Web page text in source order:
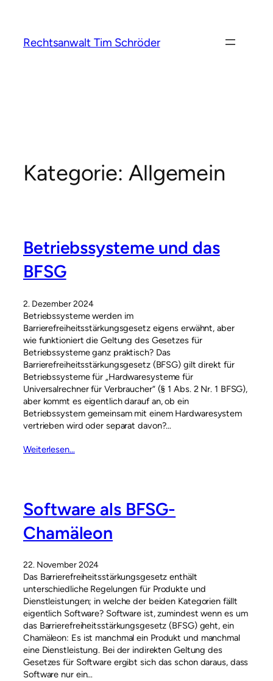
Rechtsanwalt Tim Schröder
Kategorie: Allgemein
Betriebssysteme und das
BFSG
2. Dezember 2024
Betriebssysteme werden im
Barrierefreiheitsstärkungsgesetz eigens erwähnt, aber
wie funktioniert die Geltung des Gesetzes für
Betriebssysteme ganz praktisch? Das
Barrierefreiheitsstärkungsgesetz (BFSG) gilt direkt für
Betriebssysteme für „Hardwaresysteme für
Universalrechner für Verbraucher“ (§ 1 Abs. 2 Nr. 1 BFSG),
aber kommt es eigentlich darauf an, ob ein
Betriebssystem gemeinsam mit einem Hardwaresystem
vertrieben wird oder separat davon?…
Weiterlesen…
Software als BFSG-
Chamäleon
22. November 2024
Das Barrierefreiheitsstärkungsgesetz enthält
unterschiedliche Regelungen für Produkte und
Dienstleistungen; in welche der beiden Kategorien fällt
eigentlich Software? Software ist, zumindest wenn es um
das Barrierefreiheitsstärkungsgesetz (BFSG) geht, ein
Chamäleon: Es ist manchmal ein Produkt und manchmal
eine Dienstleistung. Bei der indirekten Geltung des
Gesetzes für Software ergibt sich das schon daraus, dass
Software nur ein…